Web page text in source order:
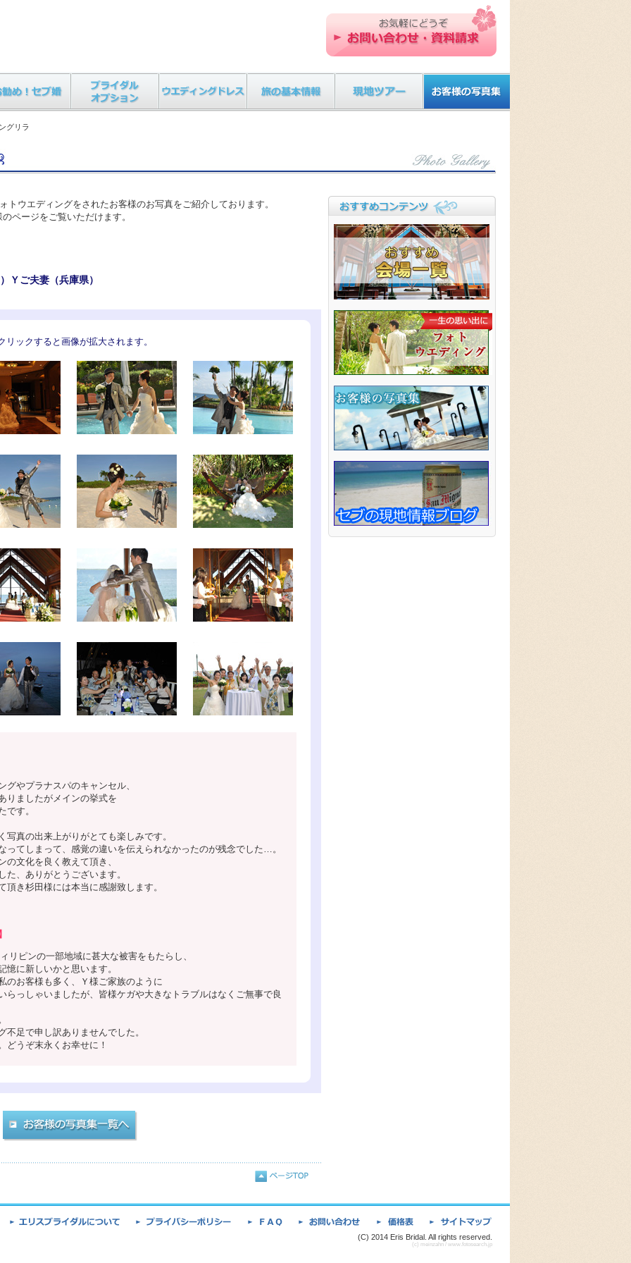
グリラ
ウエディングをされたお客様のお写真をご紹介しております。
ページをご覧いただけます。
Ｙご夫妻（兵庫県）
リックすると画像が拡大されます。
やプラナスパのキャンセル、
りましたがメインの挙式を
です。
真の出来上がりがとても楽しみです。
ってしまって、感覚の違いを伝えられなかったのが残念でした…。
文化を良く教えて頂き、
、ありがとうございます。
き杉田様には本当に感謝致します。
リピンの一部地域に甚大な被害をもたらし、
に新しいかと思います。
のお客様も多く、Ｙ様ご家族のように
らっしゃいましたが、皆様ケガや大きなトラブルはなくご無事で良
足で申し訳ありませんでした。
どうぞ末永くお幸せに！
(C) 2014 Eris Bridal. All rights reserved.
(c) meinzahn / www.fotosearch.jp